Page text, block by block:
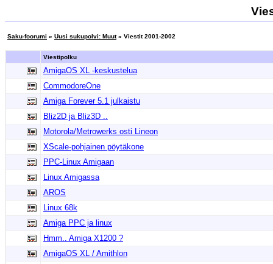
Saku-foorumi » Uusi sukupolvi: Muut» Viestit 2001-2002
Viestipolku
AmigaOS XL -keskustelua
CommodoreOne
Amiga Forever 5.1 julkaistu
Bliz2D ja Bliz3D ..
Motorola/Metrowerks osti Lineon
XScale-pohjainen pöytäkone
PPC-Linux Amigaan
Linux Amigassa
AROS
Linux 68k
Amiga PPC ja linux
Hmm.. Amiga X1200 ?
AmigaOS XL / Amithlon